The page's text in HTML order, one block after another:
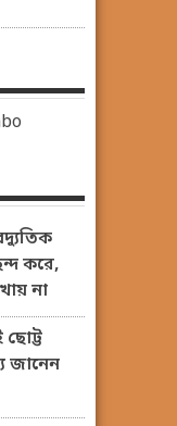
করে,
না
ছোট্ট
জানেন